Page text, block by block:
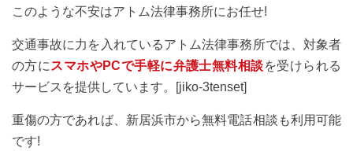
このような不安はアトム法律事務所にお任せ!
交通事故に力を入れているアトム法律事務所では、対象者
の方に スマホやPCで手軽に弁護士無料相談を受けられる
サービスを提供しています。[jiko-3tenset]
重傷の方であれば、新居浜市から無料電話相談も利用可能
です!